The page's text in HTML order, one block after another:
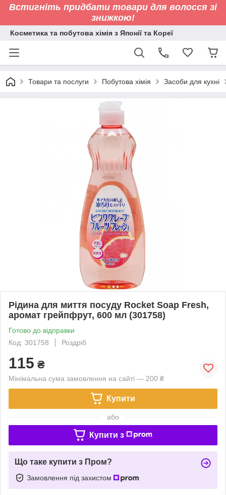
Встигніть придбати товари для волосся зі
знижкою!
Косметика та побутова хімія з Японії та Кореї
Товари та послуги Побутова хімія Засоби для кухні
Рідина для миття посуду Rocket Soap Fresh,
аромат грейпфрут, 600 мл (301758)
Готово до відправки
Код: 301758
Роздріб
115 ₴
Мінімальна сума замовлення на сайті — 200 ₴
Купити
або
Купити з
Що таке купити з Пром?
Замовлення під захистом